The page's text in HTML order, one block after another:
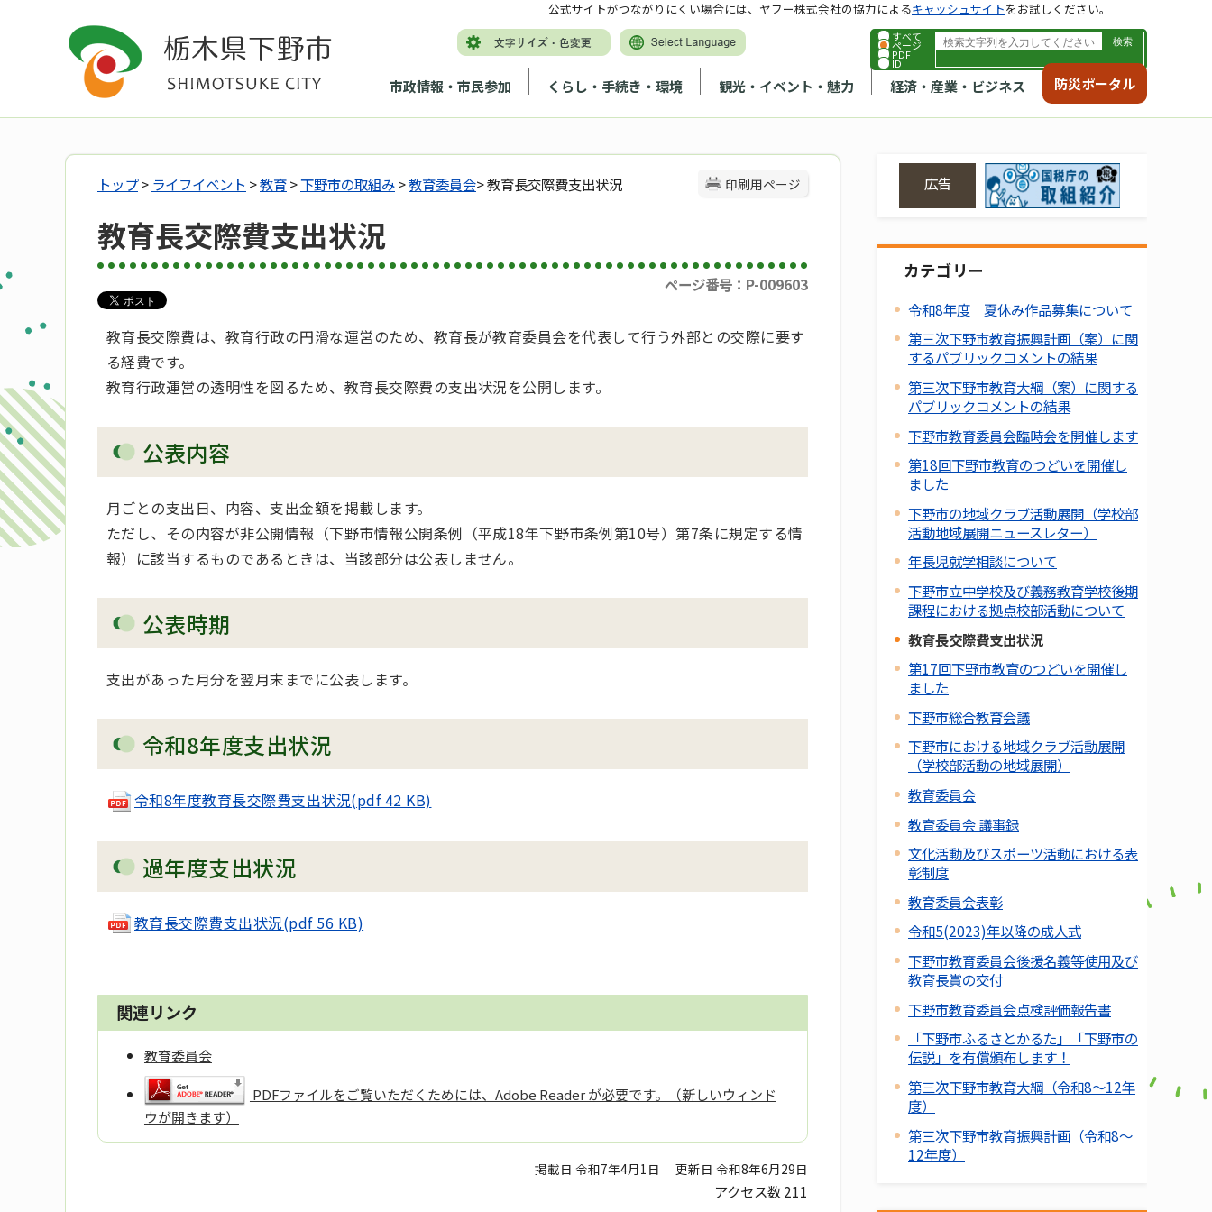
すべて
ページ
PDF
ID
市政情報・市民参加 くらし・手続き・環境 観光・イベント・魅力 経済・産業・ビジネス 防災ポータル
公式サイトがつながりにくい場合には、ヤフー株式会社の協力によるキャッシュサイトをお試しください。
印刷用ページ
トップ> ライフイベント >教育>下野市の取組み>教育委員会> 教育長交際費支出状況
教育長交際費支出状況
ページ番号：P-009603
教育長交際費は、教育行政の円滑な運営のため、教育長が教育委員会を代表して行う外部との交際に要す
る経費です。
教育行政運営の透明性を図るため、教育長交際費の支出状況を公開します。
公表内容
月ごとの支出日、内容、支出金額を掲載します。
ただし、その内容が非公開情報（下野市情報公開条例（平成18年下野市条例第10号）第7条に規定する情
報）に該当するものであるときは、当該部分は公表しません。
公表時期
支出があった月分を翌月末までに公表します。
令和8年度支出状況
令和8年度教育長交際費支出状況(pdf 42 KB)
過年度支出状況
教育長交際費支出状況(pdf 56 KB)
関連リンク
教育委員会
PDFファイルをご覧いただくためには、Adobe Reader が必要です。（新しいウィンド
ウが開きます）
掲載日 令和7年4月1日 更新日 令和8年6月29日
アクセス数211
広告
カテゴリー
令和8年度 夏休み作品募集について
第三次下野市教育振興計画（案）に関
するパブリックコメントの結果
第三次下野市教育大綱（案）に関する
パブリックコメントの結果
下野市教育委員会臨時会を開催します
第18回下野市教育のつどいを開催し
ました
下野市の地域クラブ活動展開（学校部
活動地域展開ニュースレター）
年長児就学相談について
下野市立中学校及び義務教育学校後期
課程における拠点校部活動について
教育長交際費支出状況
第17回下野市教育のつどいを開催し
ました
下野市総合教育会議
下野市における地域クラブ活動展開
（学校部活動の地域展開）
教育委員会
教育委員会 議事録
文化活動及びスポーツ活動における表
彰制度
教育委員会表彰
令和5(2023)年以降の成人式
下野市教育委員会後援名義等使用及び
教育長賞の交付
下野市教育委員会点検評価報告書
「下野市ふるさとかるた」「下野市の
伝説」を有償頒布します！
第三次下野市教育大綱（令和8～12年
度）
第三次下野市教育振興計画（令和8～
12年度）